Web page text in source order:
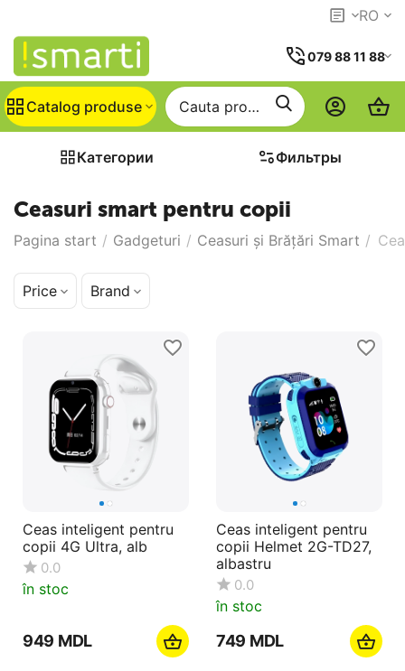
RO
079 88 11 88
Catalog produse
Категории Фильтры
Ceasuri smart pentru copii
Pagina start / Gadgeturi / Ceasuri și Brățări Smart /
Price Brand
Ceas inteligent pentru
copii 4G Ultra, alb
0.0
în stoc
‍949‍ MDL
Ceas inteligent pentru
copii Helmet 2G-TD27,
albastru
0.0
în stoc
‍749‍ MDL